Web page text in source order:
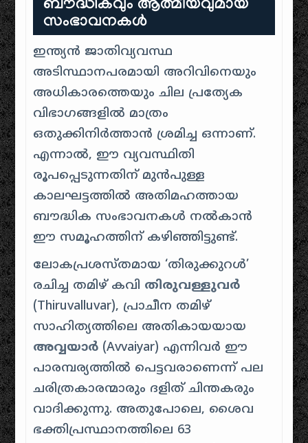
ബൗദ്ധികവും ആത്മീയവുമായ
സംഭാവനകൾ
ഇന്ത്യൻ ജാതിവ്യവസ്ഥ
അടിസ്ഥാനപരമായി അറിവിനെയും
അധികാരത്തെയും ചില പ്രത്യേക
വിഭാഗങ്ങളിൽ മാത്രം
ഒതുക്കിനിർത്താൻ ശ്രമിച്ച ഒന്നാണ്.
എന്നാൽ, ഈ വ്യവസ്ഥിതി
രൂപപ്പെടുന്നതിന് മുൻപുള്ള
കാലഘട്ടത്തിൽ അതിമഹത്തായ
ബൗദ്ധിക സംഭാവനകൾ നൽകാൻ
ഈ സമൂഹത്തിന് കഴിഞ്ഞിട്ടുണ്ട്.
ലോകപ്രശസ്തമായ ‘തിരുക്കുറൾ’
രചിച്ച തമിഴ് കവി തിരുവള്ളുവർ
(Thiruvalluvar), പ്രാചീന തമിഴ്
സാഹിത്യത്തിലെ അതികായയായ
അവ്വയാർ (Avvaiyar) എന്നിവർ ഈ
പാരമ്പര്യത്തിൽ പെട്ടവരാണെന്ന് പല
ചരിത്രകാരന്മാരും ദളിത് ചിന്തകരും
വാദിക്കുന്നു. അതുപോലെ, ശൈവ
ഭക്തിപ്രസ്ഥാനത്തിലെ 63